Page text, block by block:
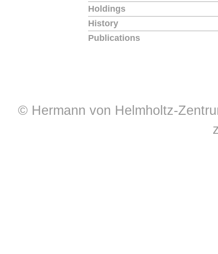
Holdings
History
Publications
© Hermann von Helmholtz-